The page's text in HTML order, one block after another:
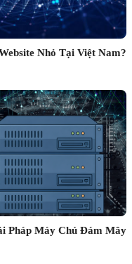
Nhỏ Tại Việt Nam?
Pháp Máy Chủ Đám Mây